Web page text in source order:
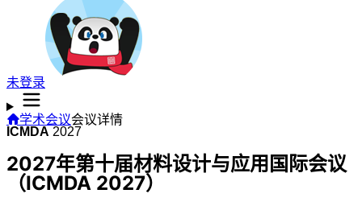
未登录
学术会议会议详情
ICMDA 2027
2027年第十届材料设计与应用国际会议
（ICMDA 2027）